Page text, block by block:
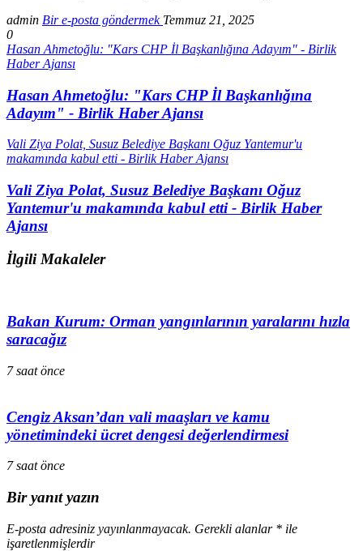
admin Bir e-posta göndermek Temmuz 21, 2025
0
Hasan Ahmetoğlu: "Kars CHP İl Başkanlığına Adayım" - Birlik
Haber Ajansı
Hasan Ahmetoğlu: "Kars CHP İl Başkanlığına
Adayım" - Birlik Haber Ajansı
Vali Ziya Polat, Susuz Belediye Başkanı Oğuz Yantemur'u
makamında kabul etti - Birlik Haber Ajansı
Vali Ziya Polat, Susuz Belediye Başkanı Oğuz
Yantemur'u makamında kabul etti - Birlik Haber
Ajansı
İlgili Makaleler
Bakan Kurum: Orman yangınlarının yaralarını hızla
saracağız
7 saat önce
Cengiz Aksan’dan vali maaşları ve kamu
yönetimindeki ücret dengesi değerlendirmesi
7 saat önce
Bir yanıt yazın
E-posta adresiniz yayınlanmayacak. Gerekli alanlar * ile
işaretlenmişlerdir